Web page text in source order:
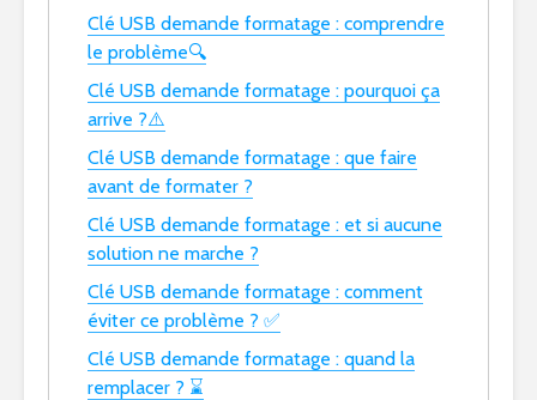
Clé USB demande formatage : comprendre
le problème🔍
Clé USB demande formatage : pourquoi ça
arrive ?⚠️
Clé USB demande formatage : que faire
avant de formater ?
Clé USB demande formatage : et si aucune
solution ne marche ?
Clé USB demande formatage : comment
éviter ce problème ? ✅
Clé USB demande formatage : quand la
remplacer ? ⌛